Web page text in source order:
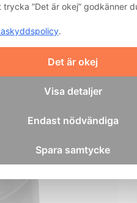
Universal
trycka ”Det är okej” godkänner
.
Det är okej
Visa detaljer
Endast nödvändiga
Spara samtycke